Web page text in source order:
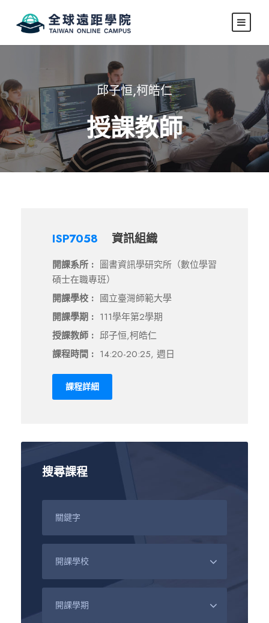
邱子恒,柯皓仁
授課教師
ISP7058 資訊組織
開課系所 : 圖書資訊學研究所（數位學習
碩士在職專班）
開課學校 : 國立臺灣師範大學
開課學期 : 111學年第2學期
授課教師 : 邱子恒,柯皓仁
課程時間 : 14:20-20:25, 週日
課程詳細
搜尋課程